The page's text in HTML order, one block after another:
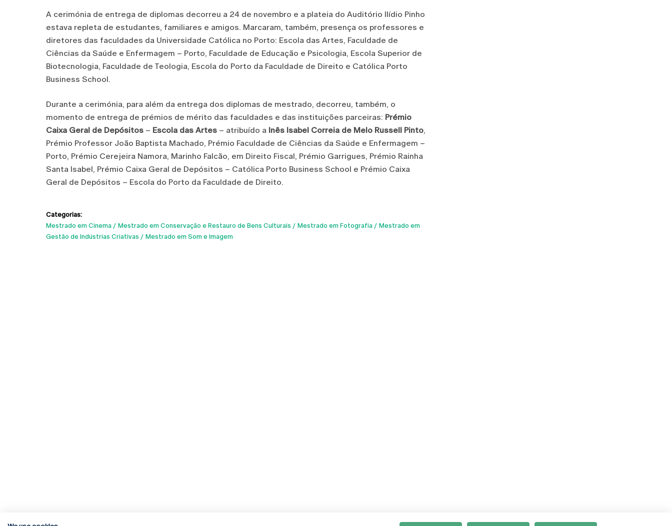
A cerimónia de entrega de diplomas decorreu a 24 de novembro e a plateia do Auditório Ilídio Pinho
estava repleta de estudantes, familiares e amigos. Marcaram, também, presença os professores e
diretores das faculdades da Universidade Católica no Porto: Escola das Artes, Faculdade de
Ciências da Saúde e Enfermagem – Porto, Faculdade de Educação e Psicologia, Escola Superior de
Biotecnologia, Faculdade de Teologia, Escola do Porto da Faculdade de Direito e Católica Porto
Business School.
Durante a cerimónia, para além da entrega dos diplomas de mestrado, decorreu, também, o
momento de entrega de prémios de mérito das faculdades e das instituições parceiras: Prémio
Caixa Geral de Depósitos – Escola das Artes – atribuído a Inês Isabel Correia de Melo Russell Pinto,
Prémio Professor João Baptista Machado, Prémio Faculdade de Ciências da Saúde e Enfermagem –
Porto, Prémio Cerejeira Namora, Marinho Falcão, em Direito Fiscal, Prémio Garrigues, Prémio Rainha
Santa Isabel, Prémio Caixa Geral de Depósitos – Católica Porto Business School e Prémio Caixa
Geral de Depósitos – Escola do Porto da Faculdade de Direito.
Categorias:
Mestrado em Cinema
Mestrado em Conservação e Restauro de Bens Culturais Mestrado em Fotografia
Mestrado em
Gestão de Indústrias Criativas
Mestrado em Som e Imagem